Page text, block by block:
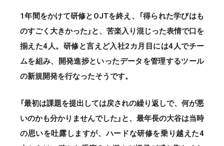
1年間をかけて研修とOJTを終え、「得られた学びはも
のすごく大きかった」と、苦楽入り混じった表情で口を
揃えた4人。研修と言えど入社2カ月目には4人でチー
ムを組み、開発進捗といったデータを管理するツール
の新規開発を行なったそうです。
「最初は課題を提出しては戻されの繰り返しで、何が悪
いのかも分かりませんでした」と、最年長の大谷は当時
の思いを吐露しますが、ハードな研修を乗り越えた4